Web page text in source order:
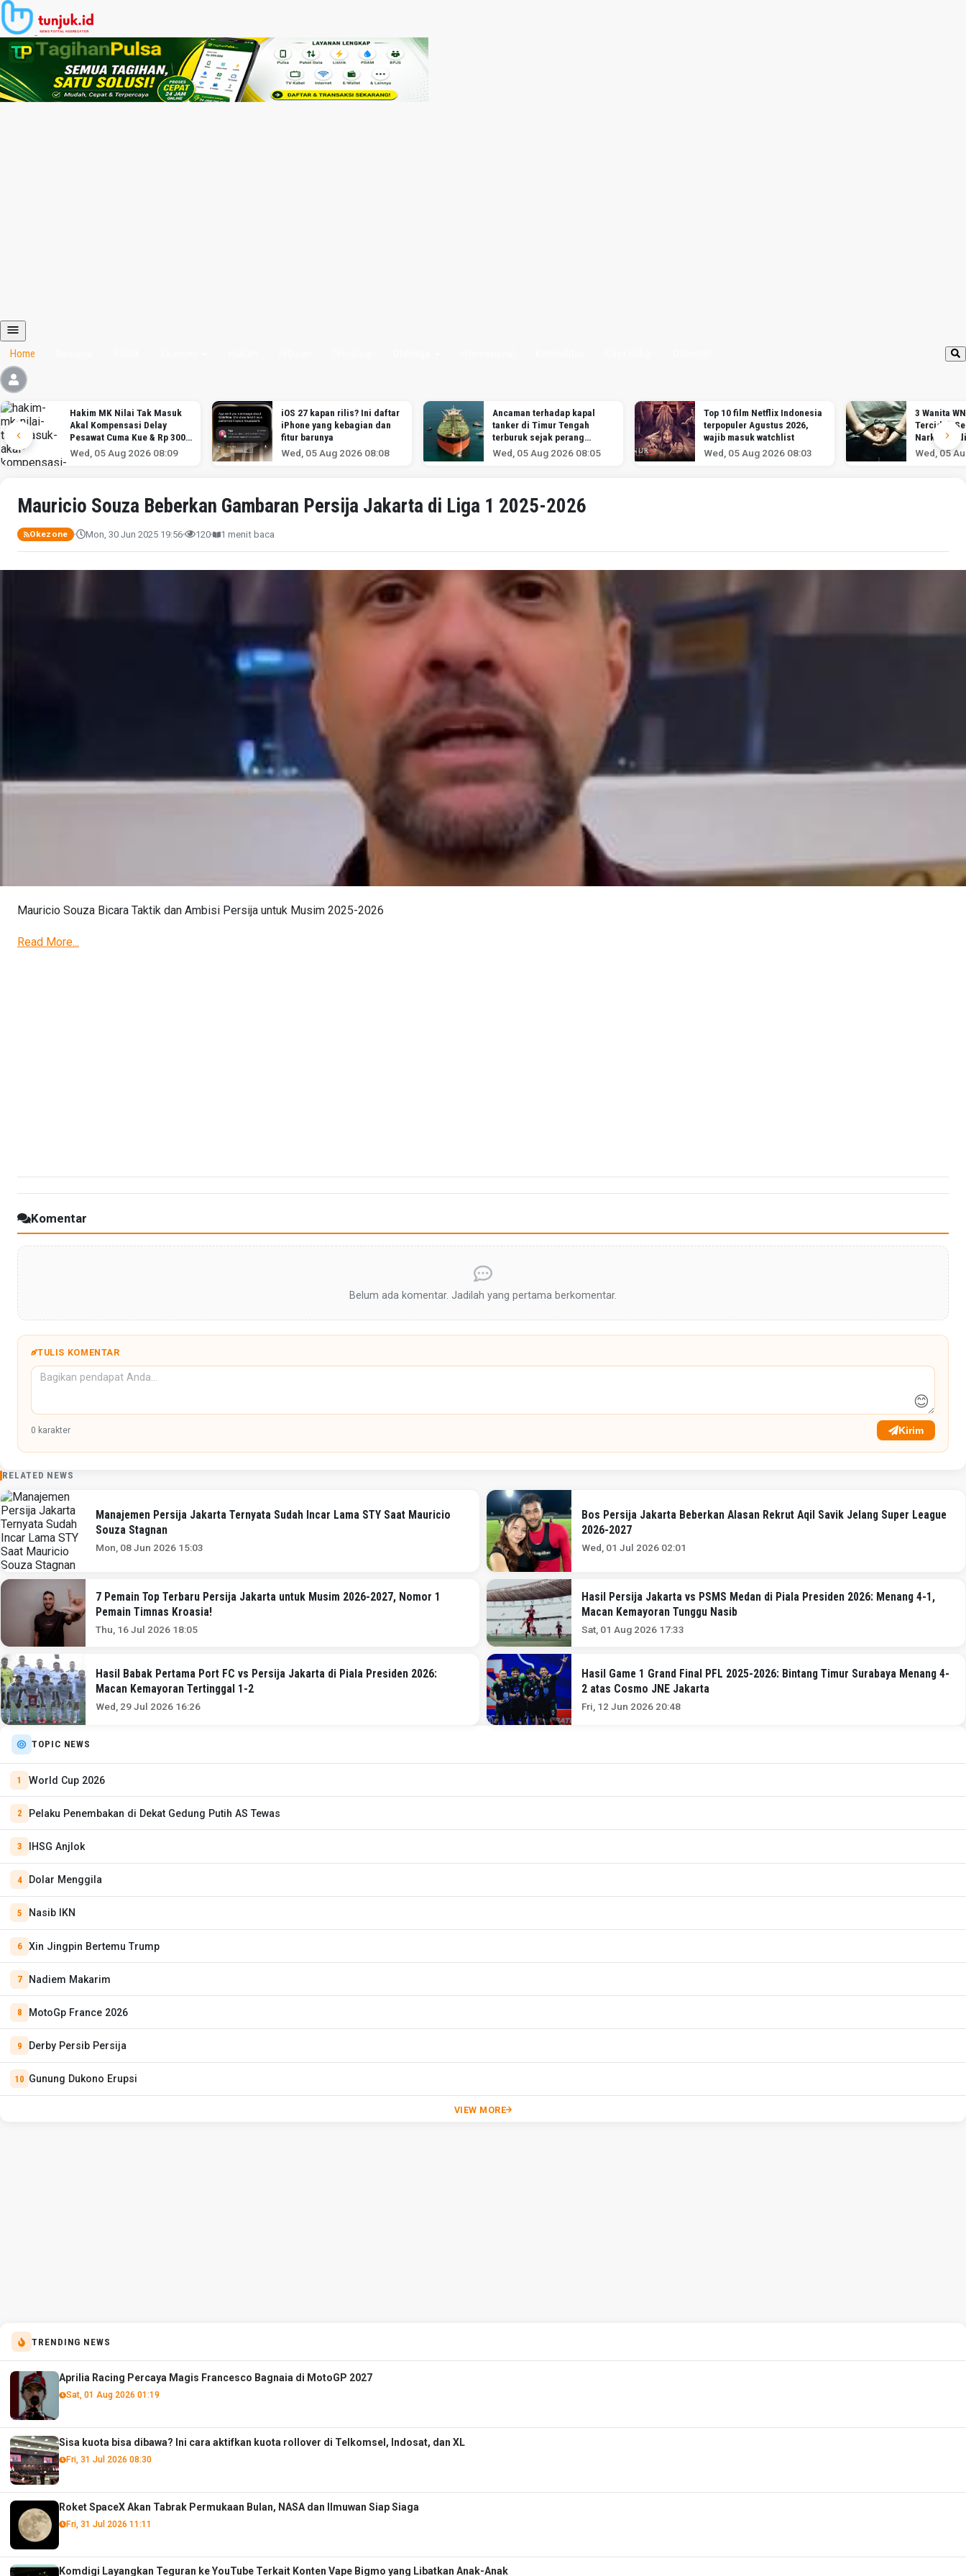
Home
Hakim MK Nilai Tak Masuk
Akal Kompensasi Delay
Pesawat Cuma Kue & Rp 300
Ribu
Wed, 05 Aug 2026 08:09
iOS 27 kapan rilis? Ini daftar
iPhone yang kebagian dan
fitur barunya
Wed, 05 Aug 2026 08:08
Ancaman terhadap kapal
tanker di Timur Tengah
terburuk sejak perang
melawan Iran dimulai,
menurut analis
Wed, 05 Aug 2026 08:05
Top 10 film Netflix Indonesia
terpopuler Agustus 2026,
wajib masuk watchlist
Wed, 05 Aug 2026 08:03
3 Wanita
Terciduk
Narkotika
Soekarno-
Wed, 05
Mauricio Souza Beberkan Gambaran Persija Jakarta di Liga 1 2025-2026
Okezone Mon, 30 Jun 2025 19:56 120 1 menit baca
Mauricio Souza Bicara Taktik dan Ambisi Persija untuk Musim 2025-2026
Read More...
Komentar
Belum ada komentar. Jadilah yang pertama berkomentar.
TULIS KOMENTAR
😊
0 karakter Kirim
RELATED NEWS
Manajemen Persija Jakarta Ternyata Sudah Incar Lama STY Saat Mauricio
Souza Stagnan
Mon, 08 Jun 2026 15:03
Bos Persija Jakarta Beberkan Alasan Rekrut Aqil Savik Jelang Super League
2026-2027
Wed, 01 Jul 2026 02:01
7 Pemain Top Terbaru Persija Jakarta untuk Musim 2026-2027, Nomor 1
Pemain Timnas Kroasia!
Thu, 16 Jul 2026 18:05
Hasil Persija Jakarta vs PSMS Medan di Piala Presiden 2026: Menang 4-1,
Macan Kemayoran Tunggu Nasib
Sat, 01 Aug 2026 17:33
Hasil Babak Pertama Port FC vs Persija Jakarta di Piala Presiden 2026:
Macan Kemayoran Tertinggal 1-2
Wed, 29 Jul 2026 16:26
Hasil Game 1 Grand Final PFL 2025-2026: Bintang Timur Surabaya Menang 4-
2 atas Cosmo JNE Jakarta
Fri, 12 Jun 2026 20:48
TOPIC NEWS
World Cup 2026
Pelaku Penembakan di Dekat Gedung Putih AS Tewas
IHSG Anjlok
Dolar Menggila
Nasib IKN
Xin Jingpin Bertemu Trump
Nadiem Makarim
MotoGp France 2026
Derby Persib Persija
Gunung Dukono Erupsi
VIEW MORE
TRENDING NEWS
Aprilia Racing Percaya Magis Francesco Bagnaia di MotoGP 2027
Sat, 01 Aug 2026 01:19
Sisa kuota bisa dibawa? Ini cara aktifkan kuota rollover di Telkomsel, Indosat, dan XL
Fri, 31 Jul 2026 08:30
Roket SpaceX Akan Tabrak Permukaan Bulan, NASA dan Ilmuwan Siap Siaga
Fri, 31 Jul 2026 11:11
Komdigi Layangkan Teguran ke YouTube Terkait Konten Vape Bigmo yang Libatkan Anak-Anak